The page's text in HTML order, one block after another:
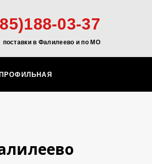
03-37
поставки в Фалилеево и по МО